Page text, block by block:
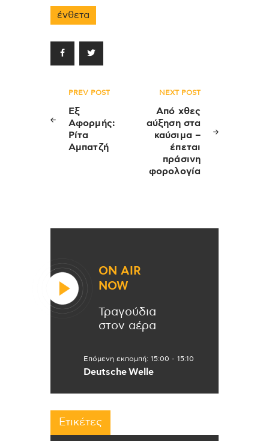
ένθετα
Πλοήγηση
άρθρων
PREV POST
Εξ
Αφορμής:
Ρίτα
Αμπατζή
NEXT POST
Από χθες
αύξηση στα
καύσιμα –
έπεται
πράσινη
φορολογία
ON AIR
NOW
Τραγούδια
στον αέρα
Επόμενη εκπομπή: 15:00 - 15:10
Deutsche Welle
Ετικέτες